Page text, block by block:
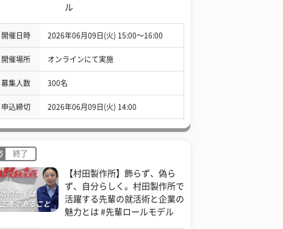
ル
開催日時 2026年06月09日(火) 15:00〜16:00
開催場所 オンラインにて実施
募集人数 300名
申込締切 2026年06月09日(火) 14:00
終了
【村田製作所】飾らず、偽ら
ず、自分らしく。村田製作所で
活躍する先輩の就活術と企業の
魅力とは #先輩ロールモデル